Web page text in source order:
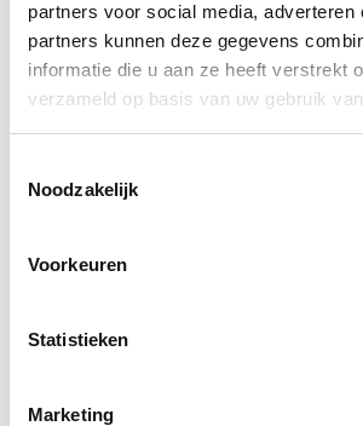
partners voor social media, adverteren
partners kunnen deze gegevens
informatie die u aan ze heeft verstrekt
verzameld op basis van uw gebruik
Noodzakelijk
Voorkeuren
Statistieken
Marketing